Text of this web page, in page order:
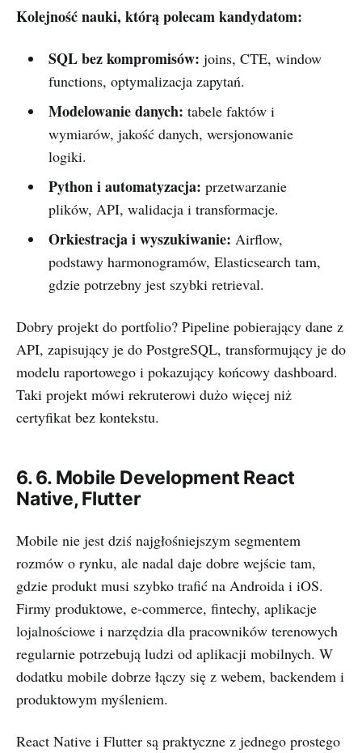
Kolejność nauki, którą polecam kandydatom:
SQL bez kompromisów: joins, CTE, window
functions, optymalizacja zapytań.
Modelowanie danych: tabele faktów i
wymiarów, jakość danych, wersjonowanie
logiki.
Python i automatyzacja: przetwarzanie
plików, API, walidacja i transformacje.
Orkiestracja i wyszukiwanie: Airflow,
podstawy harmonogramów, Elasticsearch tam,
gdzie potrzebny jest szybki retrieval.
Dobry projekt do portfolio? Pipeline pobierający dane z
API, zapisujący je do PostgreSQL, transformujący je do
modelu raportowego i pokazujący końcowy dashboard.
Taki projekt mówi rekruterowi dużo więcej niż
certyfikat bez kontekstu.
6. 6. Mobile Development React
Native, Flutter
Mobile nie jest dziś najgłośniejszym segmentem
rozmów o rynku, ale nadal daje dobre wejście tam,
gdzie produkt musi szybko trafić na Androida i iOS.
Firmy produktowe, e-commerce, fintechy, aplikacje
lojalnościowe i narzędzia dla pracowników terenowych
regularnie potrzebują ludzi od aplikacji mobilnych. W
dodatku mobile dobrze łączy się z webem, backendem i
produktowym myśleniem.
React Native i Flutter są praktyczne z jednego prostego